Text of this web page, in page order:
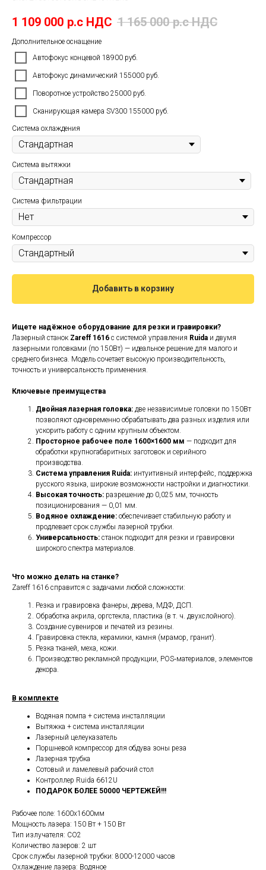
1 109 000 р.c НДС 1 165 000 р.c НДС
Дополнительное оснащение
Автофокус концевой 18900 руб.
Автофокус динамический 155000 руб.
Поворотное устройство 25000 руб.
Сканирующая камера SV300 155000 руб.
Система охлаждения
Система вытяжки
Система фильтрации
Компрессор
Добавить в корзину
Ищете надёжное оборудование для резки и гравировки?
Лазерный станок Zareff 1616 с системой управления Ruida и двумя
лазерными головками (по 150Вт) — идеальное решение для малого и
среднего бизнеса. Модель сочетает высокую производительность,
точность и универсальность применения.
Ключевые преимущества
Двойная лазерная головка: две независимые головки по 150Вт
позволяют одновременно обрабатывать два разных изделия или
ускорить работу с одним крупным объектом.
Просторное рабочее поле 1600×1600 мм — подходит для
обработки крупногабаритных заготовок и серийного
производства.
Система управления Ruida: интуитивный интерфейс, поддержка
русского языка, широкие возможности настройки и диагностики.
Высокая точность: разрешение до 0,025 мм, точность
позиционирования — 0,01 мм.
Водяное охлаждение: обеспечивает стабильную работу и
продлевает срок службы лазерной трубки.
Универсальность: станок подходит для резки и гравировки
широкого спектра материалов.
Что можно делать на станке?
Zareff 1616 справится с задачами любой сложности:
Резка и гравировка фанеры, дерева, МДФ, ДСП.
Обработка акрила, оргстекла, пластика (в т. ч. двухслойного).
Создание сувениров и печатей из резины.
Гравировка стекла, керамики, камня (мрамор, гранит).
Резка тканей, меха, кожи.
Производство рекламной продукции, POS‑материалов, элементов
декора.
В комплекте
Водяная помпа + система инсталляции
Вытяжка + система инсталляции
Лазерный целеуказатель
Поршневой компрессор для обдува зоны реза
Лазерная трубка
Сотовый и ламелевый рабочий стол
Контроллер Ruida 6612U
ПОДАРОК БОЛЕЕ 50000 ЧЕРТЕЖЕЙ!!!
Рабочее поле: 1600х1600мм
Мощность лазера: 150 Вт + 150 Вт
Тип излучателя: СО2
Количество лазеров: 2 шт
Срок службы лазерной трубки: 8000-12000 часов
Охлаждение лазера: Водяное